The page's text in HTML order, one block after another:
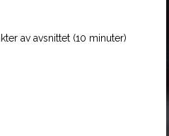
av avsnittet (10 minuter)